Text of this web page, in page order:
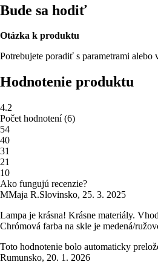
Bude sa hodiť
Otázka k produktu
Potrebujete poradiť s parametrami alebo
Hodnotenie produktu
4.2
Počet hodnotení(6)
54
40
31
21
10
Ako fungujú recenzie?
MMaja R.Slovinsko, 25. 3. 2025
Lampa je krásna! Krásne materiály.
Chrómová farba na skle je medená/
Toto hodnotenie bolo automaticky
Rumunsko, 20. 1. 2026